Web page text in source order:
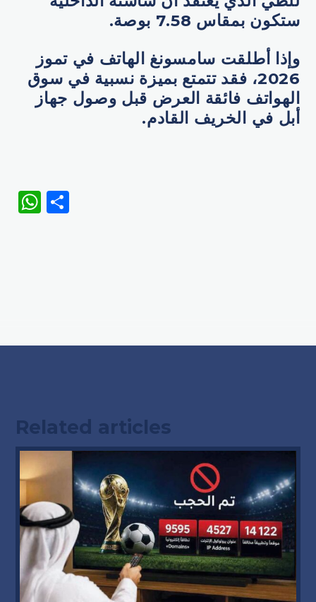
ستكون بمقاس 7.58 بوصة.
وإذا أطلقت سامسونغ الهاتف في تموز
2026، فقد تتمتع بميزة نسبية في سوق
الهواتف فائقة العرض قبل وصول جهاز
أبل في الخريف القادم.
WhatsApp
Related articles